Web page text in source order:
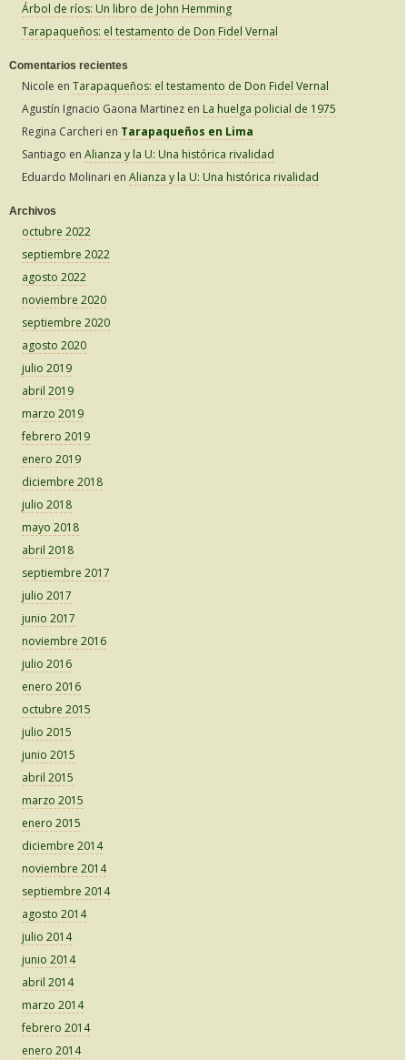
Árbol de ríos: Un libro de John Hemming
Tarapaqueños: el testamento de Don Fidel Vernal
Comentarios recientes
Nicole en Tarapaqueños: el testamento de Don Fidel Vernal
Agustín Ignacio Gaona Martinez en La huelga policial de 1975
Regina Carcheri en Tarapaqueños en Lima
Santiago en Alianza y la U: Una histórica rivalidad
Eduardo Molinari en Alianza y la U: Una histórica rivalidad
Archivos
octubre 2022
septiembre 2022
agosto 2022
noviembre 2020
septiembre 2020
agosto 2020
julio 2019
abril 2019
marzo 2019
febrero 2019
enero 2019
diciembre 2018
julio 2018
mayo 2018
abril 2018
septiembre 2017
julio 2017
junio 2017
noviembre 2016
julio 2016
enero 2016
octubre 2015
julio 2015
junio 2015
abril 2015
marzo 2015
enero 2015
diciembre 2014
noviembre 2014
septiembre 2014
agosto 2014
julio 2014
junio 2014
abril 2014
marzo 2014
febrero 2014
enero 2014